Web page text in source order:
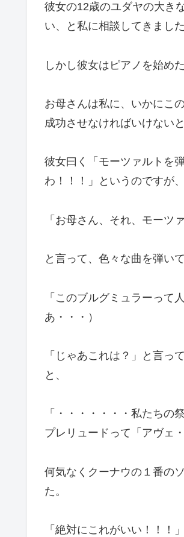
彼女の12歳のユダヤの大き
い、と私に相談してきました
しかし彼女はピアノを始め
お母さんは私に、いかにこ
成功させなければいけない
彼女曰く「モーツァルトを
わ！！！」というのですが、
「お母さん、それ、モーツ
と言って、色々な曲を弾い
「このブルグミュラーって
あ・・・）
「じゃあこれは？」と言っ
と、
「・・・・・・・私たちの
プレリュードって「アヴェ
何気なくクーナウの１番の
た。
「絶対にこれがいい！！！」